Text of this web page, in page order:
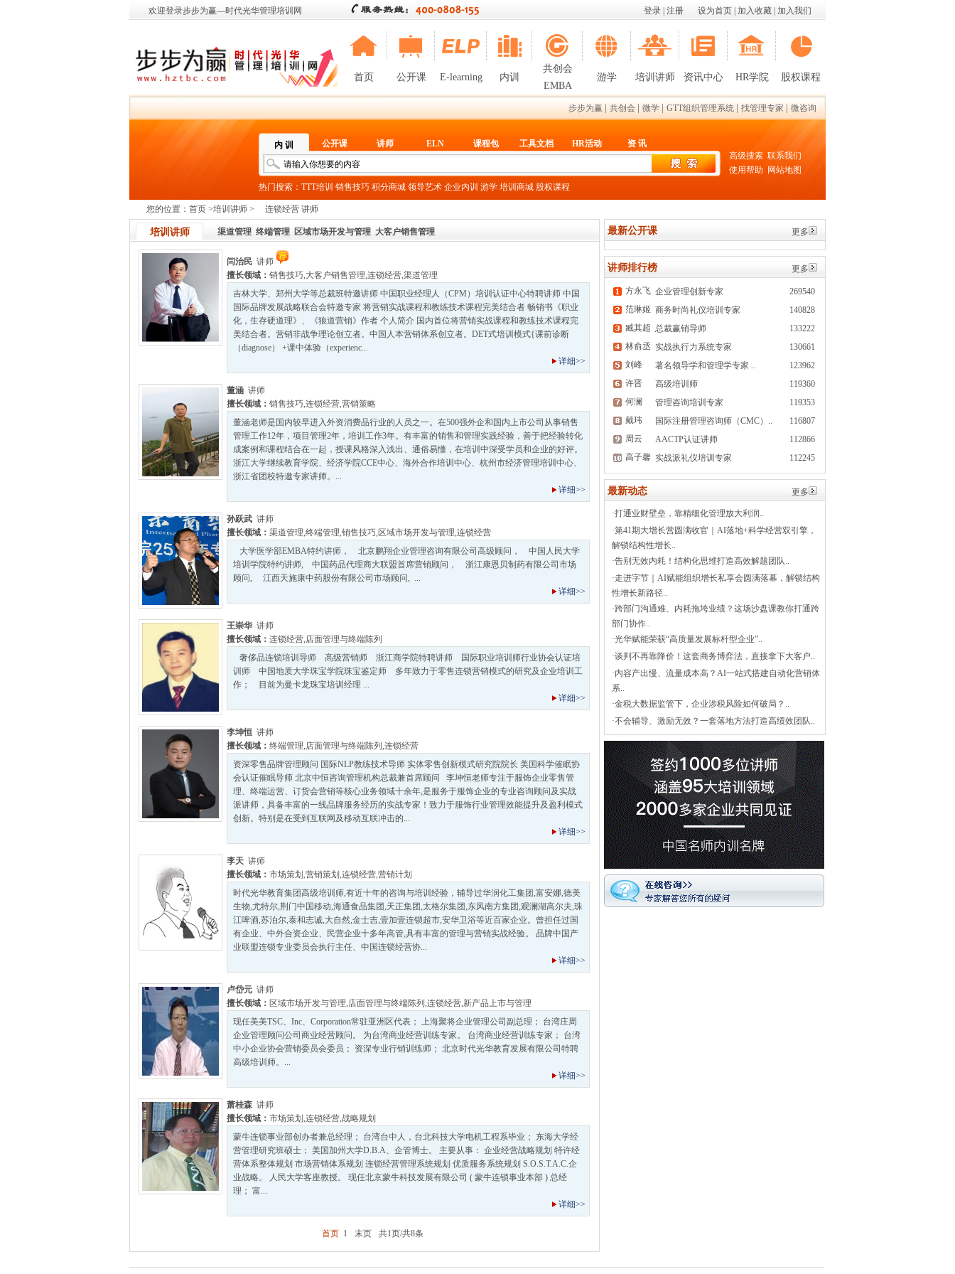
欢迎登录步步为赢—时代光华管理培训网 设为首页 加入收藏 加入我们
登录 注册
首页 公开课 E-learning 内训
共创会
EMBA
游学 培训讲师 资讯中心 HR学院 股权课程
步步为赢 共创会 微学 GTT组织管理系统 找管理专家 微咨询
内 训 公开课 讲师 ELN 课程包 工具文档 HR活动 资 讯
热门搜索： TTT培训 销售技巧 积分商城 领导艺术 企业内训 游学 培训商城 股权课程
高级搜索 联系我们
使用帮助
网站地图
您的位置： 首页 >培训讲师 > 连锁经营 讲师
培训讲师 渠道管理 终端管理 区域市场开发与管理 大客户销售管理
闫治民 讲师
擅长领域： 销售技巧,大客户销售管理,连锁经营,渠道管理
吉林大学、郑州大学等总裁班特邀讲师 中国职业经理人（CPM）培训认证中心特聘讲师 中国
国际品牌发展战略联合会特邀专家 将营销实战课程和教练技术课程完美结合者 畅销书《职业
化，生存硬道理》、《狼道营销》作者 个人简介 国内首位将营销实战课程和教练技术课程完
美结合者。营销非战争理论创立者。中国人本营销体系创立者。DET式培训模式{课前诊断
（diagnose） +课中体验（experienc...
详细>>
董涵 讲师
擅长领域： 销售技巧,连锁经营,营销策略
董涵老师是国内较早进入外资消费品行业的人员之一。在500强外企和国内上市公司从事销售
管理工作12年，项目管理2年，培训工作3年。有丰富的销售和管理实践经验，善于把经验转化
成案例和课程结合在一起，授课风格深入浅出、通俗易懂，在培训中深受学员和企业的好评。
浙江大学继续教育学院、经济学院CCE中心、海外合作培训中心、杭州市经济管理培训中心、
浙江省团校特邀专家讲师。...
详细>>
孙跃武 讲师
擅长领域： 渠道管理,终端管理,销售技巧, 区域市场开发与管理,连锁经营
大学医学部EMBA特约讲师， 北京鹏翔企业管理咨询有限公司高级顾问， 中国人民大学
培训学院特约讲师, 中国药品代理商大联盟首席营销顾问， 浙江康恩贝制药有限公司市场
顾问, 江西天施康中药股份有限公司市场顾问, ...
详细>>
王崇华 讲师
擅长领域： 连锁经营,店面管理与终端陈列
奢侈品连锁培训导师 高级营销师 浙江商学院特聘讲师 国际职业培训师行业协会认证培
训师 中国地质大学珠宝学院珠宝鉴定师 多年致力于零售连锁营销模式的研究及企业培训工
作； 目前为曼卡龙珠宝培训经理 ...
详细>>
李坤恒 讲师
擅长领域： 终端管理,店面管理与终端陈列 ,连锁经营
资深零售品牌管理顾问 国际NLP教练技术导师 实体零售创新模式研究院院长 美国科学催眠协
会认证催眠导师 北京中恒咨询管理机构总裁兼首席顾问 李坤恒老师专注于服饰企业零售管
理、终端运营、订货会营销等核心业务领域十余年,是服务于服饰企业的专业咨询顾问及实战
派讲师，具备丰富的一线品牌服务经历的实战专家！致力于服饰行业管理效能提升及盈利模式
创新。特别是在受到互联网及移动互联冲击的...
详细>>
李天 讲师
擅长领域： 市场策划 ,营销策划 ,连锁经营,营销计划
时代光华教育集团高级培训师,有近十年的咨询与培训经验，辅导过华润化工集团,富安娜,德美
生物,尤特尔,荆门中国移动,海通食品集团,天正集团,太格尔集团,东风南方集团,观澜湖高尔夫,珠
江啤酒,苏泊尔,泰和志诚,大自然,金士吉,壹加壹连锁超市,安华卫浴等近百家企业。曾担任过国
有企业、中外合资企业、民营企业十多年高管,具有丰富的管理与营销实战经验。 品牌中国产
业联盟连锁专业委员会执行主任、中国连锁经营协...
详细>>
卢岱元 讲师
擅长领域： 区域市场开发与管理,店面管理与终端陈列 ,连锁经营,新产品上市与管理
现任美美TSC、Inc、Corporation常驻亚洲区代表； 上海聚将企业管理公司副总理； 台湾庄周
企业管理顾问公司商业经营顾问。 为台湾商业经营训练专家。 台湾商业经营训练专家； 台湾
中小企业协会营销委员会委员； 资深专业行销训练师； 北京时代光华教育发展有限公司特聘
高级培训师。...
详细>>
萧桂森 讲师
擅长领域： 市场策划 ,连锁经营,战略规划
蒙牛连锁事业部创办者兼总经理； 台湾台中人，台北科技大学电机工程系毕业； 东海大学经
营管理研究班硕士； 美国加州大学D.B.A、企管博士。 主要从事： 企业经营战略规划 特许经
营体系整体规划 市场营销体系规划 连锁经营管理系统规划 优质服务系统规划 S.O.S.T.A.C.企
业战略。 人民大学客座教授。 现任北京蒙牛科技发展有限公司 ( 蒙牛连锁事业本部 ) 总经
理； 富...
详细>>
首页 1 末页 共1页/共8条
最新公开课 更多
讲师排行榜 更多
方永飞 企业管理创新专家
269540
范琳姬 商务时尚礼仪培训专家
140828
臧其超 总裁赢销导师
133222
林俞丞 实战执行力系统专家
130661
刘峰
著名领导学和管理学专家 ..
123962
许晋
高级培训师
119360
何澜
管理咨询培训专家
119353
戴玮
国际注册管理咨询师（CMC）..
116807
周云
AACTP认证讲师
112866
高子馨 实战派礼仪培训专家 112245
最新动态 更多
·打通业财壁垒，靠精细化管理放大利润..
·第41期大增长营圆满收官｜AI落地+科学经营双引擎，
解锁结构性增长..
·告别无效内耗！结构化思维打造高效解题团队..
·走进字节｜AI赋能组织增长私享会圆满落幕，解锁结构
性增长新路径..
·跨部门沟通难、内耗拖垮业绩？这场沙盘课教你打通跨
部门协作..
·光华赋能荣获“高质量发展标杆型企业”..
·谈判不再靠降价！这套商务博弈法，直接拿下大客户..
·内容产出慢、流量成本高？AI一站式搭建自动化营销体
系..
·金税大数据监管下，企业涉税风险如何破局？..
·不会辅导、激励无效？一套落地方法打造高绩效团队..